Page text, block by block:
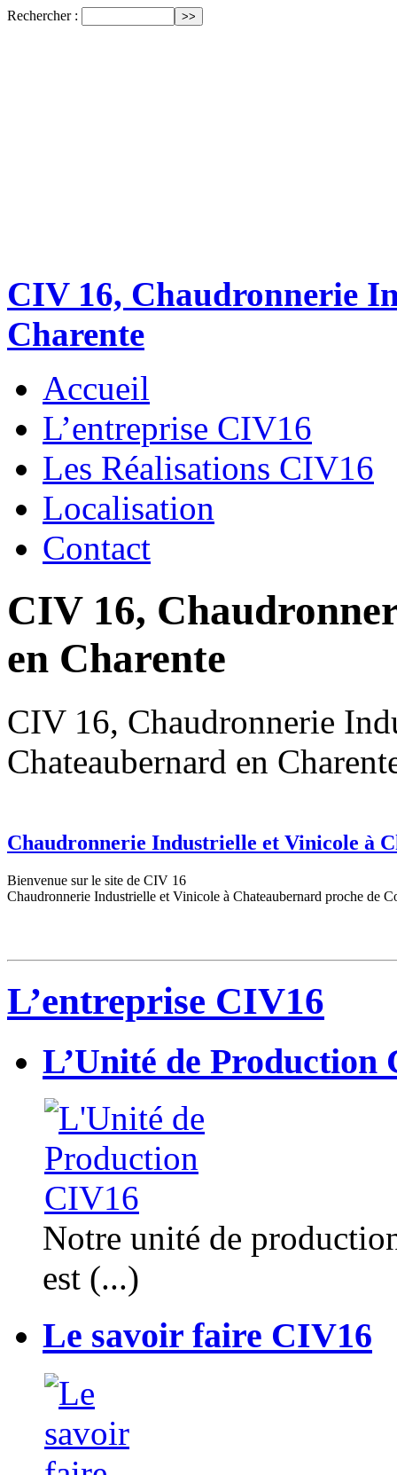
Rechercher :
CIV 16, Chaudronnerie
Charente
Accueil
L’entreprise CIV16
Les Réalisations CIV16
Localisation
Contact
CIV 16,
en Charente
CIV 16, Chaudronnerie
Chateaubernard en
Chaudronnerie Industrielle et Vinicole à
Bienvenue sur le site de CIV 16
Chaudronnerie Industrielle et Vinicole à Chateaubernard proche de
L’entreprise CIV16
L’Unité de Production
Notre unité de
est (...)
Le savoir faire CIV16